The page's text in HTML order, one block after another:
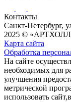
Контакты
Санкт-Петербург,
2025 © «АРТХОЛЛ -
Карта сайта
Обработка
На сайте
необходимых для
улучшения
метрической
использовать